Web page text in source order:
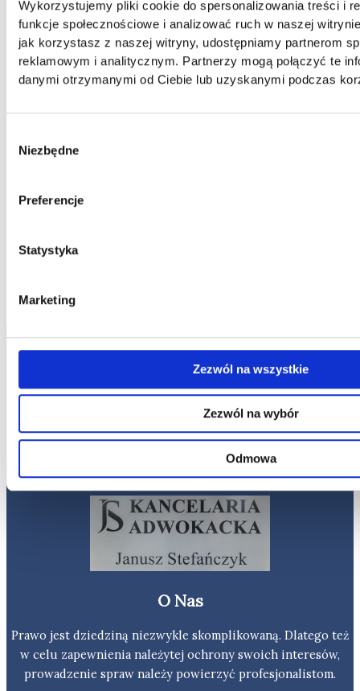
Wykorzystujemy pliki cookie do spersonalizowania treści i
funkcje społecznościowe i analizować ruch w naszej
jak korzystasz z naszej witryny, udostępniamy partnerom
reklamowym i analitycznym. Partnerzy mogą połączyć te
danymi otrzymanymi od Ciebie lub uzyskanymi podczas
zgody
Niezbędne
Preferencje
Statystyka
Marketing
Zezwól na wszystkie
Zezwól na wybór
Odmowa
Kancelaria adwokacka
O Nas
Prawo jest dziedziną niezwykle skomplikowaną. Dlatego też
w celu zapewnienia należytej ochrony swoich interesów,
prowadzenie spraw należy powierzyć profesjonalistom.